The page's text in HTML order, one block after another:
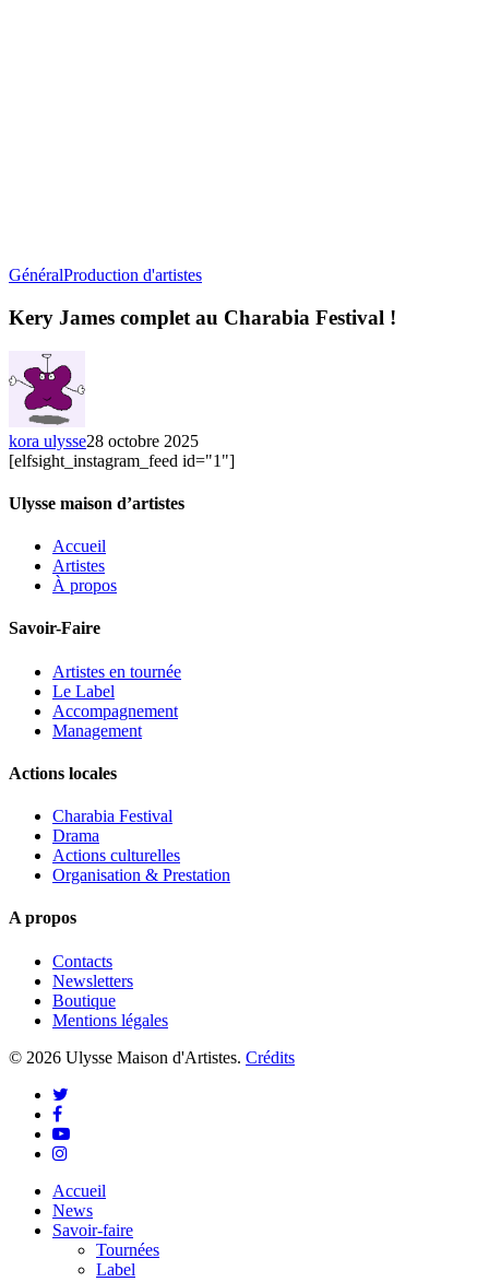
GénéralProduction d'artistesKery
complet
Kery James complet au Charabia Festival !
kora ulysse28 octobre 2025
[elfsight_instagram_feed id="1"]
Ulysse maison d’artistes
Accueil
Artistes
À propos
Savoir-Faire
Artistes en tournée
Le Label
Accompagnement
Management
Actions locales
Charabia Festival
Drama
Actions culturelles
Organisation & Prestation
A propos
Contacts
Newsletters
Boutique
Mentions légales
© 2026 Ulysse Maison d'Artistes. Crédits
twitter
facebook
youtube
instagram
Close
Menu
Accueil
News
Savoir-faire
Tournées
Label